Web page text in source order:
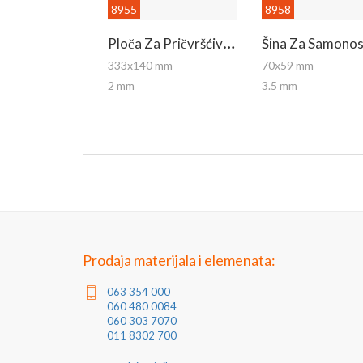
8955
P
Loča Za Pričvršćivanje
333x140 mm
2 mm
8958
70x59 mm
3.5 mm
Prodaja materijala i elemenata:
063 354 000
060 480 0084
060 303 7070
011 8302 700